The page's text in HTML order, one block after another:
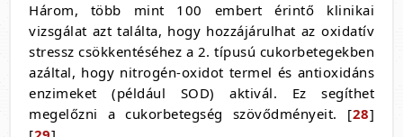
Három, több mint 100 embert érintő klinikai
vizsgálat azt találta, hogy hozzájárulhat az oxidatív
stressz csökkentéséhez a 2. típusú cukorbetegekben
azáltal, hogy nitrogén-oxidot termel és antioxidáns
enzimeket (például SOD) aktivál. Ez segíthet
megelőzni a cukorbetegség szövődményeit. [28]